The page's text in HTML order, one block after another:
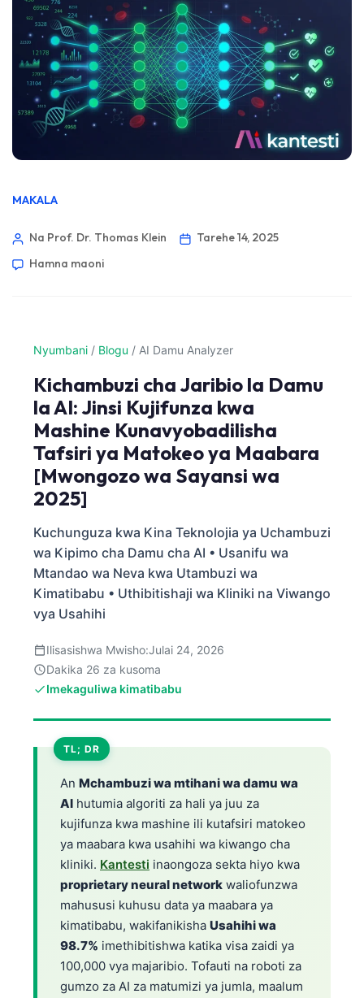
MAKALA
Na Prof. Dr. Thomas Klein
Tarehe 14, 2025
Hamna maoni
Nyumbani / Blogu / AI Damu Analyzer
Kichambuzi cha Jaribio la Damu
la AI: Jinsi Kujifunza kwa
Mashine Kunavyobadilisha
Tafsiri ya Matokeo ya Maabara
[Mwongozo wa Sayansi wa
2025]
Kuchunguza kwa Kina Teknolojia ya Uchambuzi
wa Kipimo cha Damu cha AI • Usanifu wa
Mtandao wa Neva kwa Utambuzi wa
Kimatibabu • Uthibitishaji wa Kliniki na Viwango
vya Usahihi
Ilisasishwa Mwisho:Julai 24, 2026
Dakika 26 za kusoma
Imekaguliwa kimatibabu
TL; DR
An Mchambuzi wa mtihani wa damu wa
AI hutumia algoriti za hali ya juu za
kujifunza kwa mashine ili kutafsiri matokeo
ya maabara kwa usahihi wa kiwango cha
kliniki. Kantesti inaongoza sekta hiyo kwa
proprietary neural network waliofunzwa
mahususi kuhusu data ya maabara ya
kimatibabu, wakifanikisha Usahihi wa
98.7% imethibitishwa katika visa zaidi ya
100,000 vya majaribio. Tofauti na roboti za
gumzo za AI za matumizi ya jumla, maalum